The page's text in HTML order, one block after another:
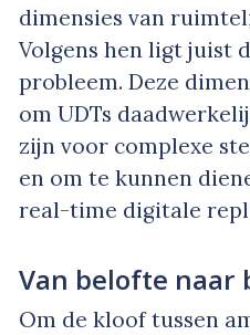
dimensies van
Volgens hen ligt juist
probleem. Deze
om UDTs
zijn voor complexe
en om te kunnen
real-time digitale
Van belofte naar
Om de kloof tussen